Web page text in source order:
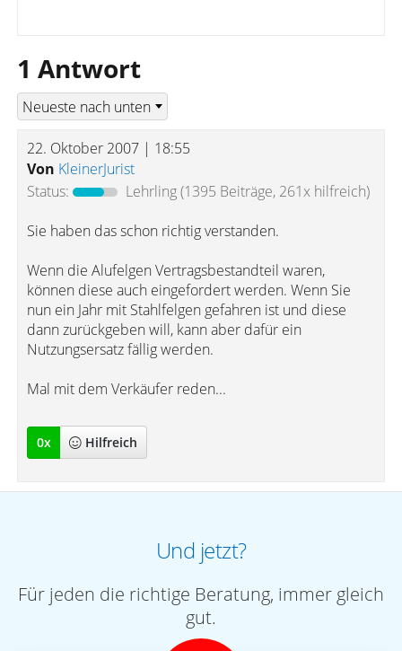
1 Antwort
22. Oktober 2007 | 18:55
Von KleinerJurist
Status:
Lehrling(1395 Beiträge, 261x hilfreich)
Sie haben das schon richtig verstanden.
Wenn die Alufelgen Vertragsbestandteil waren,
können diese auch eingefordert werden. Wenn Sie
nun ein Jahr mit Stahlfelgen gefahren ist und diese
dann zurückgeben will, kann aber dafür ein
Nutzungsersatz fällig werden.
Mal mit dem Verkäufer reden...
0x Hilfreich
Und jetzt?
Für jeden die richtige Beratung, immer gleich
gut.